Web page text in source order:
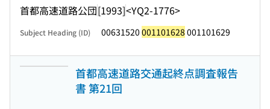
首都高速道路公団[1993]<YQ2-1776>
Subject Heading (ID) 00631520 001101628 001101629
首都高速道路交通起終点調査報告
書 第21回